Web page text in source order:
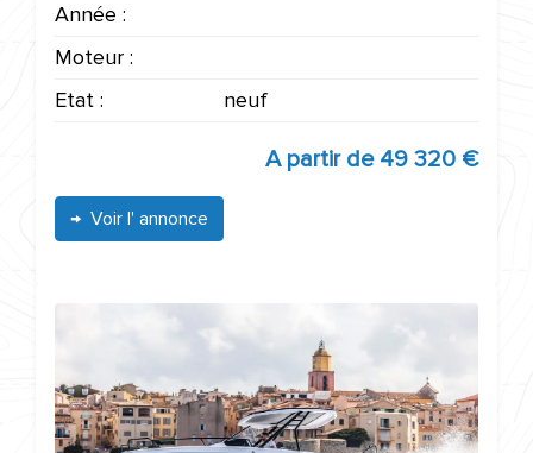
Année :
Moteur :
Etat :
neuf
A partir de49 320 €
Voir l' annonce